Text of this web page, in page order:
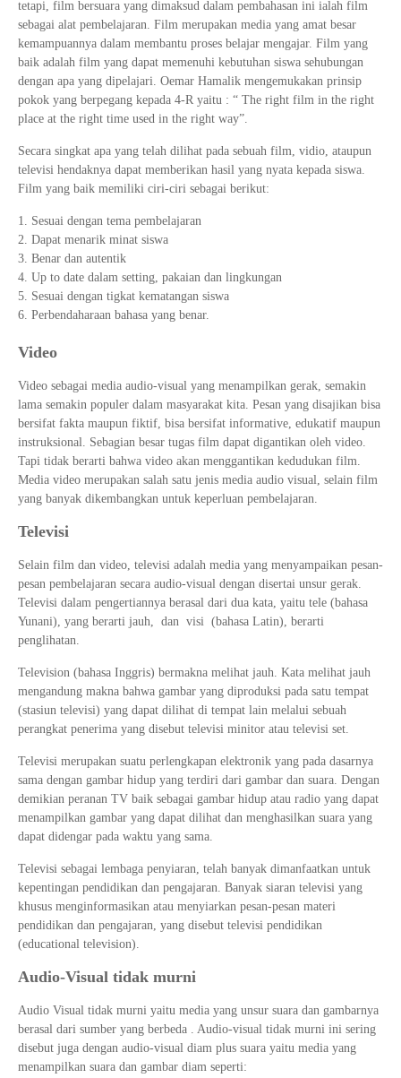
tetapi, film bersuara yang dimaksud dalam pembahasan ini ialah film
sebagai alat pembelajaran. Film merupakan media yang amat besar
kemampuannya dalam membantu proses belajar mengajar. Film yang
baik adalah film yang dapat memenuhi kebutuhan siswa sehubungan
dengan apa yang dipelajari. Oemar Hamalik mengemukakan prinsip
pokok yang berpegang kepada 4-R yaitu : “ The right film in the right
place at the right time used in the right way”.
Secara singkat apa yang telah dilihat pada sebuah film, vidio, ataupun
televisi hendaknya dapat memberikan hasil yang nyata kepada siswa.
Film yang baik memiliki ciri-ciri sebagai berikut:
Sesuai dengan tema pembelajaran
Dapat menarik minat siswa
Benar dan autentik
Up to date dalam setting, pakaian dan lingkungan
Sesuai dengan tigkat kematangan siswa
Perbendaharaan bahasa yang benar.
Video
Video sebagai media audio-visual yang menampilkan gerak, semakin
lama semakin populer dalam masyarakat kita. Pesan yang disajikan bisa
bersifat fakta maupun fiktif, bisa bersifat informative, edukatif maupun
instruksional. Sebagian besar tugas film dapat digantikan oleh video.
Tapi tidak berarti bahwa video akan menggantikan kedudukan film.
Media video merupakan salah satu jenis media audio visual, selain film
yang banyak dikembangkan untuk keperluan pembelajaran.
Televisi
Selain film dan video, televisi adalah media yang menyampaikan pesan-
pesan pembelajaran secara audio-visual dengan disertai unsur gerak.
Televisi dalam pengertiannya berasal dari dua kata, yaitu tele (bahasa
Yunani), yang berarti jauh, dan visi (bahasa Latin), berarti
penglihatan.
Television (bahasa Inggris) bermakna melihat jauh. Kata melihat jauh
mengandung makna bahwa gambar yang diproduksi pada satu tempat
(stasiun televisi) yang dapat dilihat di tempat lain melalui sebuah
perangkat penerima yang disebut televisi minitor atau televisi set.
Televisi merupakan suatu perlengkapan elektronik yang pada dasarnya
sama dengan gambar hidup yang terdiri dari gambar dan suara. Dengan
demikian peranan TV baik sebagai gambar hidup atau radio yang dapat
menampilkan gambar yang dapat dilihat dan menghasilkan suara yang
dapat didengar pada waktu yang sama.
Televisi sebagai lembaga penyiaran, telah banyak dimanfaatkan untuk
kepentingan pendidikan dan pengajaran. Banyak siaran televisi yang
khusus menginformasikan atau menyiarkan pesan-pesan materi
pendidikan dan pengajaran, yang disebut televisi pendidikan
(educational television).
Audio-Visual tidak murni
Audio Visual tidak murni yaitu media yang unsur suara dan gambarnya
berasal dari sumber yang berbeda . Audio-visual tidak murni ini sering
disebut juga dengan audio-visual diam plus suara yaitu media yang
menampilkan suara dan gambar diam seperti: